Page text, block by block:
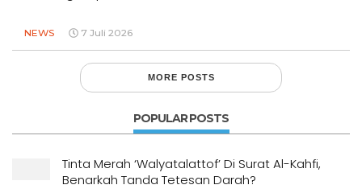
NEWS 7 Juli 2026
MORE POSTS
POPULAR POSTS
Tinta Merah ‘Walyatalattof’ Di Surat Al-Kahfi,
Benarkah Tanda Tetesan Darah?